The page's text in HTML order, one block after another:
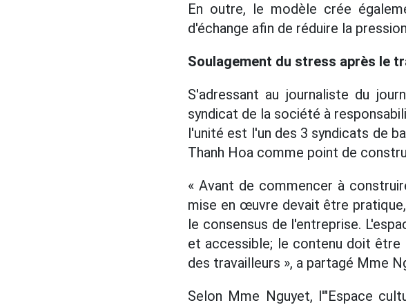
En outre, le modèle crée
d'échange afin de réduire la
Soulagement du stress après le
S'adressant au journaliste du
syndicat de la société à
l'unité est l'un des 3 syndicats de
Thanh Hoa comme point de
« Avant de commencer à
mise en œuvre devait être
le consensus de l'entreprise.
et accessible; le contenu doit être
des travailleurs », a partagé Mme
Selon Mme Nguyet, l'"Espace